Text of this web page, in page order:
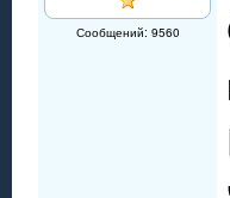
Сообщений: 9560